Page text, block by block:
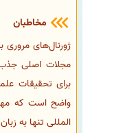
مخاطبان
ژورنال‌های
مجلات اصلی
برای تحقیقات
واضح است که
المللی تنها به